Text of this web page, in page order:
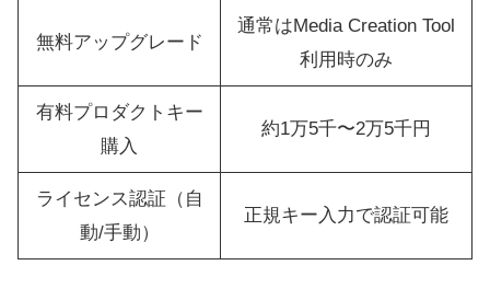
無料アップグレード
通常はMedia Creation Tool
利用時のみ
有料プロダクトキー
購入
約1万5千〜2万5千円
ライセンス認証（自
動/手動）
正規キー入力で認証可能